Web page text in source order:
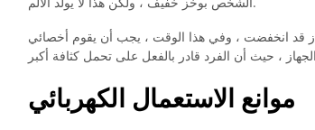
قد انخفضت ، وفي هذا الوقت ، يجب أن يقوم أخصائي
موانع الاستعمال الكهربائي